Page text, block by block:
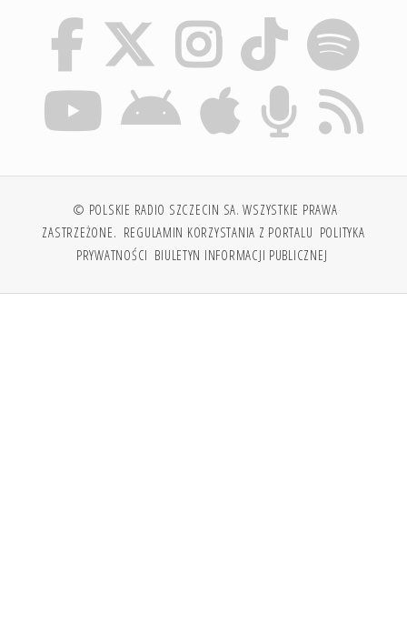
© POLSKIE RADIO SZCZECIN SA. WSZYSTKIE PRAWA
ZASTRZEŻONE. REGULAMIN KORZYSTANIA Z PORTALU POLITYKA
PRYWATNOŚCI BIULETYN INFORMACJI PUBLICZNEJ